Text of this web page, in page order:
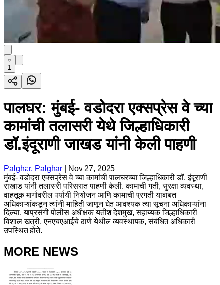
1
पालघर: मुंबई- वडोदरा एक्सप्रेस वे च्या
कामांची तलासरी येथे जिल्हाधिकारी
डॉ.इंदूराणी जाखड यांनी केली पाहणी
Palghar, Palghar
Nov 27, 2025
मुंबई- वडोदरा एक्सप्रेस वे च्या कामांची पालघरच्या जिल्हाधिकारी डॉ. इंदूराणी
राखाड यांनी तलासरी परिसरात पाहणी केली. कामाची गती, सुरक्षा व्यवस्था,
वाहतूक मार्गावरील पर्यायी नियोजन आणि कामाची प्रगती याबाबत
अधिकाऱ्यांकडून त्यांनी माहिती जाणून घेत आवश्यक त्या सूचना अधिकाऱ्यांना
दिल्या. याप्रसंगी पोलीस अधीक्षक यतीश देशमुख, सहाय्यक जिल्हाधिकारी
विशाल खत्री, एनएचएआईचे ठाणे येथील व्यवस्थापक, संबंधित अधिकारी
उपस्थित होते.
MORE NEWS